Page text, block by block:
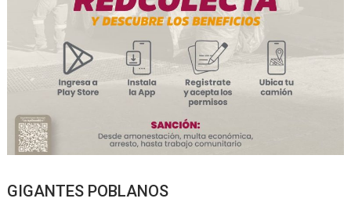
GIGANTES POBLANOS